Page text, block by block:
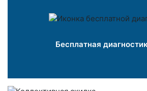
Бесплатная